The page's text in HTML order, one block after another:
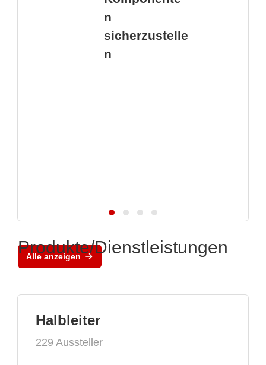
n
sicherzustelle
n
Alle anzeigen
Produkte/Dienstleistungen
Halbleiter
229 Aussteller